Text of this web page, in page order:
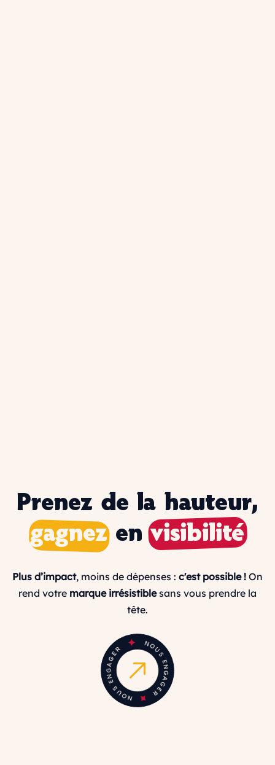
Prenez de la hauteur,
gagnezenvisibilité
Plus d’impact, moins de dépenses : c'est possible ! On
rend votre marque irrésistiblesans vous prendre la
tête.